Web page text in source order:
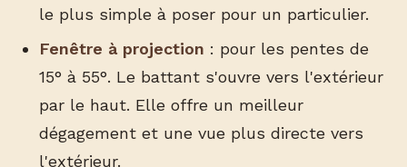
le plus simple à poser pour un particulier.
Fenêtre à projection : pour les pentes de
15° à 55°. Le battant s'ouvre vers l'extérieur
par le haut. Elle offre un meilleur
dégagement et une vue plus directe vers
l'extérieur.